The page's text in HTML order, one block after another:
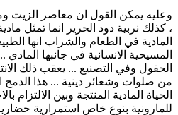
وعليه يمكن القول ان معاصر الزيت
، كذلك نربية دود الحرير انما تمثل
المادية في الطعام والشراب انها
المسيحية الانسانية في جانبها
الحقول وفي التصنيع ... يعقب ذلك
من صلوات وشعائر دينية ... هذا الدمج
الحياة المادية المنتجة وبين الالتزام
للمارونية بنوع خاص استمرارية